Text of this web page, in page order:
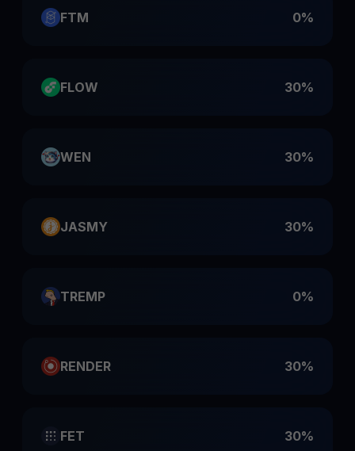
FTM 0%
FLOW 30%
WEN 30%
JASMY 30%
TREMP 0%
RENDER 30%
FET 30%